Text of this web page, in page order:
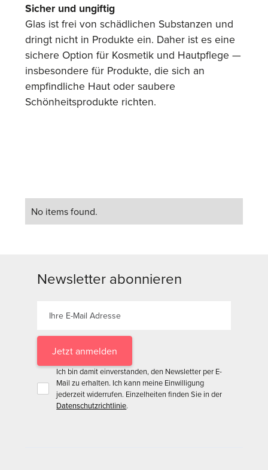
Sicher und ungiftig
Glas ist frei von schädlichen Substanzen und
dringt nicht in Produkte ein. Daher ist es eine
sichere Option für Kosmetik und Hautpflege —
insbesondere für Produkte, die sich an
empfindliche Haut oder saubere
Schönheitsprodukte richten.
No items found.
Newsletter abonnieren
Ich bin damit einverstanden, den Newsletter per E-
Mail zu erhalten. Ich kann meine Einwilligung
jederzeit widerrufen. Einzelheiten finden Sie in der
Datenschutzrichtlinie.